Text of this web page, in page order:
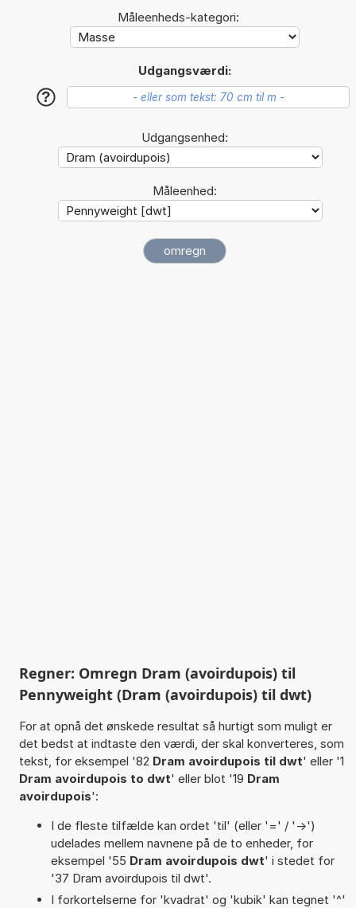
Måleenheds-kategori:
Udgangsværdi:
?
Udgangsenhed:
Måleenhed:
Regner: Omregn Dram (avoirdupois) til
Pennyweight (Dram (avoirdupois) til dwt)
For at opnå det ønskede resultat så hurtigt som muligt er
det bedst at indtaste den værdi, der skal konverteres, som
tekst, for eksempel '82 Dram avoirdupois til dwt' eller '1
Dram avoirdupois to dwt' eller blot '19 Dram
avoirdupois':
I de fleste tilfælde kan ordet 'til' (eller '=' / '->')
udelades mellem navnene på de to enheder, for
eksempel '55 Dram avoirdupois dwt' i stedet for
'37 Dram avoirdupois til dwt'.
I forkortelserne for 'kvadrat' og 'kubik' kan tegnet '^'